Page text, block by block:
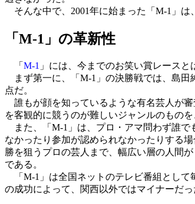
そんな中で、2001年に始まった「M-1」は
「M-1」の革新性
「 M-1 」には、今までのお笑い賞レースと
まず第一に、「M-1」の決勝戦では、島田
点だ。
誰もが顔を知っているような有名芸人が
を客観的に競うのが難しいジャンルのもの
また、「M-1」は、プロ・アマ問わず誰で
なかったり参加が認められなかったりする
勝を狙うプロの芸人まで、幅広い層の人間
である。
「M-1」は全国ネットのテレビ番組として
の成功によって、関西以外ではマイナーだ